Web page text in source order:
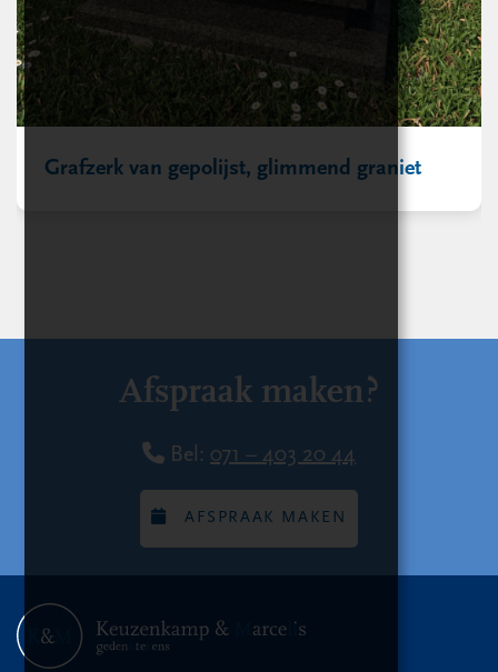
Grafzerk van gepolijst, glimmend graniet
Afspraak maken?
Bel: 071 – 403 20 44
AFSPRAAK MAKEN